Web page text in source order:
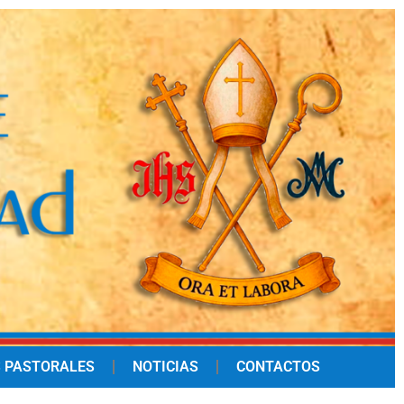
PASTORALES NOTICIAS CONTACTOS